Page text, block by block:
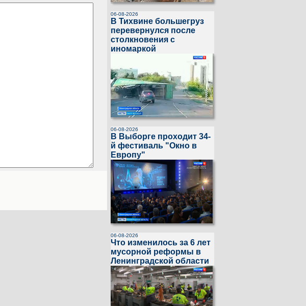
06-08-2026
В Тихвине большегруз
перевернулся после
столкновения с
иномаркой
06-08-2026
В Выборге проходит 34-
й фестиваль "Окно в
Европу"
06-08-2026
Что изменилось за 6 лет
мусорной реформы в
Ленинградской области